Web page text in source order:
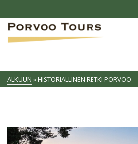
ALKUUN »HISTORIALLINEN RETKI PORVOO